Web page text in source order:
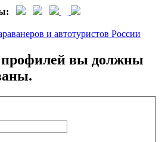
и автотуристов России
профилей вы должны